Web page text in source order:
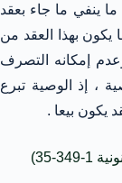
ينفي ما جاء بعقد
يكون بهذا العقد من
إمكانه التصرف
، إذ الوصية تبرع
يكون بيعا .